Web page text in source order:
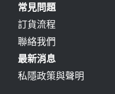
常見問題
訂貨流程
聯絡我們
最新消息
私隱政策與聲明